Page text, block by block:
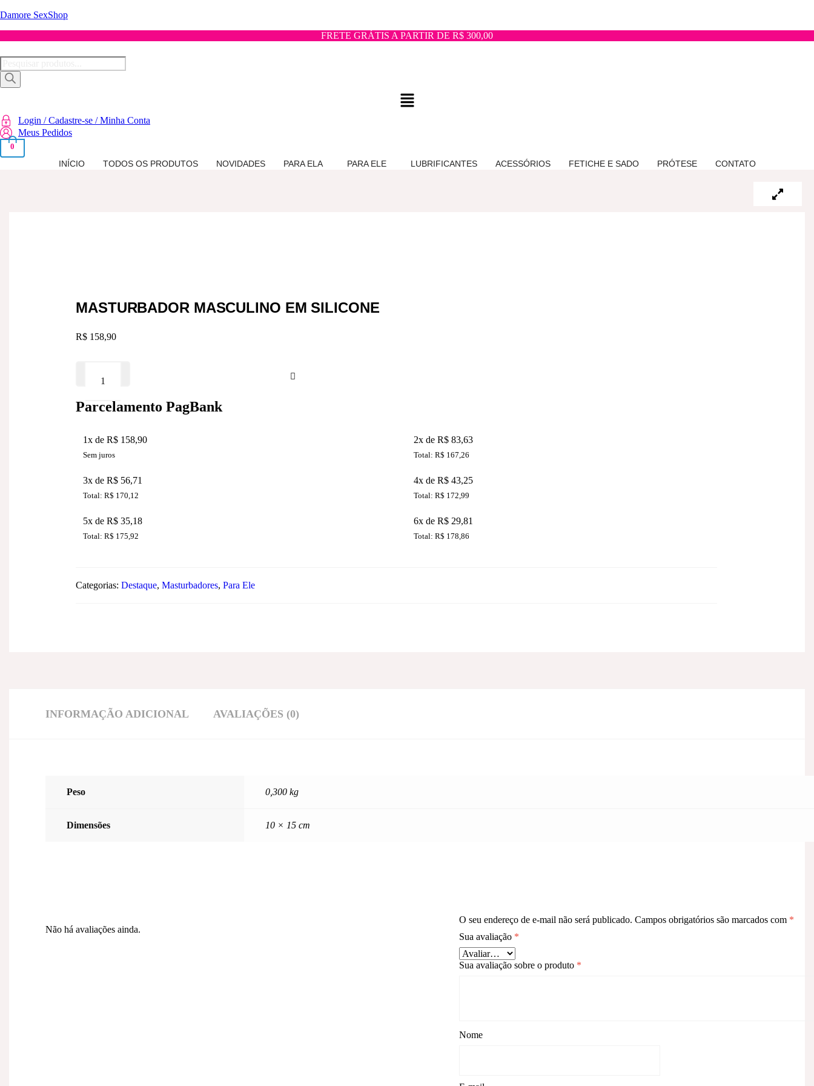
Damore SexShop
FRETE GRÁTIS A PARTIR DE R$ 300,00
Pesquisar
produtos
Login / Cadastre-se / Minha Conta
Meus Pedidos
0
INÍCIO TODOS OS PRODUTOS NOVIDADES PARA ELA PARA ELE LUBRIFICANTES ACESSÓRIOS FETICHE E SADO PRÓTESE CONTATO
MASTURBADOR MASCULINO EM SILICONE
R$ 158,90
masculino
quantidade
Parcelamento PagBank
1x de R$ 158,90
Sem juros
2x de R$ 83,63
Total: R$ 167,26
3x de R$ 56,71
Total: R$ 170,12
4x de R$ 43,25
Total: R$ 172,99
5x de R$ 35,18
Total: R$ 175,92
6x de R$ 29,81
Total: R$ 178,86
Categorias: Destaque, Masturbadores, Para Ele
INFORMAÇÃO ADICIONAL AVALIAÇÕES (0)
Peso 0,300 kg
Dimensões 10 × 15 cm
Não há avaliações ainda.
O seu endereço de e-mail não será publicado. Campos obrigatórios são marcados com *
Sua avaliação *
Sua avaliação sobre o produto *
Nome